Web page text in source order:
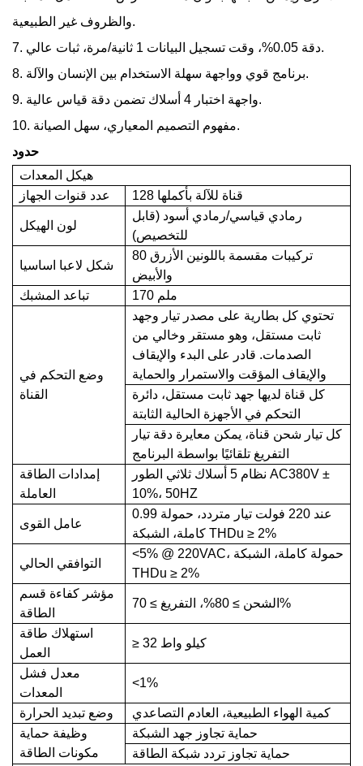
والظروف غير الطبيعية.
7. دقة 0.05%، وقت تسجيل البيانات 1 ثانية/مرة، ثبات عالي.
8. برنامج قوي وواجهة سهلة الاستخدام بين الإنسان والآلة.
9. واجهة اختبار 4 أسلاك تضمن دقة قياس عالية.
10. مفهوم التصميم المعياري، سهل الصيانة.
حدود
هيكل المعدات
عدد قنوات الجهاز
128 قناة للآلة بأكملها
لون الهيكل
رمادي قياسي/رمادي أسود (قابل
للتخصيص)
شكل لاعبا اساسيا
80 تركيبات مقسمة باللونين الأزرق
والأبيض
تباعد المشبك
170 ملم
وضع التحكم في
القناة
تحتوي كل بطارية على مصدر تيار وجهد
ثابت مستقل، وهو مستقر وخالي من
الصدمات. قادر على البدء والإيقاف
والإيقاف المؤقت والاستمرار والحماية
كل قناة لديها جهد ثابت مستقل، دائرة
التحكم في الأجهزة الحالية الثابتة
كل تيار شحن قناة، يمكن معايرة دقة تيار
التفريغ تلقائيًا بواسطة البرنامج
إمدادات الطاقة
العاملة
نظام 5 أسلاك ثلاثي الطور AC380V ±
10%، 50HZ
عامل القوى
0.99 عند 220 فولت تيار متردد، حمولة
كاملة، الشبكة THDu ≥ 2%
التوافقي الحالي
<5% @ 220VAC، حمولة كاملة، الشبكة
THDu ≥ 2%
مؤشر كفاءة قسم
الطاقة
الشحن ≥ 80%، التفريغ ≥ 70%
استهلاك طاقة
العمل
≥ 32 كيلو واط
معدل فشل
المعدات
<1%
وضع تبديد الحرارة
كمية الهواء الطبيعية، العادم التصاعدي
وظيفة حماية
مكونات الطاقة
حماية تجاوز جهد الشبكة
حماية تجاوز تردد شبكة الطاقة